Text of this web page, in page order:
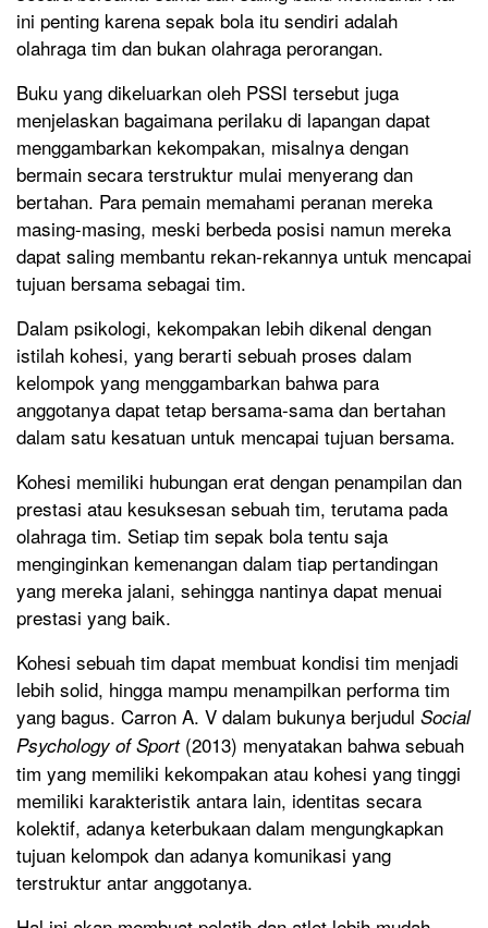
ini penting karena sepak bola itu sendiri adalah
olahraga tim dan bukan olahraga perorangan.
Buku yang dikeluarkan oleh PSSI tersebut juga
menjelaskan bagaimana perilaku di lapangan dapat
menggambarkan kekompakan, misalnya dengan
bermain secara terstruktur mulai menyerang dan
bertahan. Para pemain memahami peranan mereka
masing-masing, meski berbeda posisi namun mereka
dapat saling membantu rekan-rekannya untuk mencapai
tujuan bersama sebagai tim.
Dalam psikologi, kekompakan lebih dikenal dengan
istilah kohesi, yang berarti sebuah proses dalam
kelompok yang menggambarkan bahwa para
anggotanya dapat tetap bersama-sama dan bertahan
dalam satu kesatuan untuk mencapai tujuan bersama.
Kohesi memiliki hubungan erat dengan penampilan dan
prestasi atau kesuksesan sebuah tim, terutama pada
olahraga tim. Setiap tim sepak bola tentu saja
menginginkan kemenangan dalam tiap pertandingan
yang mereka jalani, sehingga nantinya dapat menuai
prestasi yang baik.
Kohesi sebuah tim dapat membuat kondisi tim menjadi
lebih solid, hingga mampu menampilkan performa tim
yang bagus. Carron A. V dalam bukunya berjudul Social
Psychology of Sport (2013) menyatakan bahwa sebuah
tim yang memiliki kekompakan atau kohesi yang tinggi
memiliki karakteristik antara lain, identitas secara
kolektif, adanya keterbukaan dalam mengungkapkan
tujuan kelompok dan adanya komunikasi yang
terstruktur antar anggotanya.